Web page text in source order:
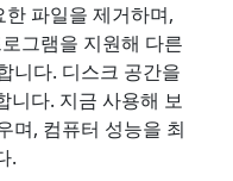
파일을 제거하며,
그램을 지원해 다른
니다. 디스크 공간을
니다. 지금 사용해 보
며, 컴퓨터 성능을 최
.